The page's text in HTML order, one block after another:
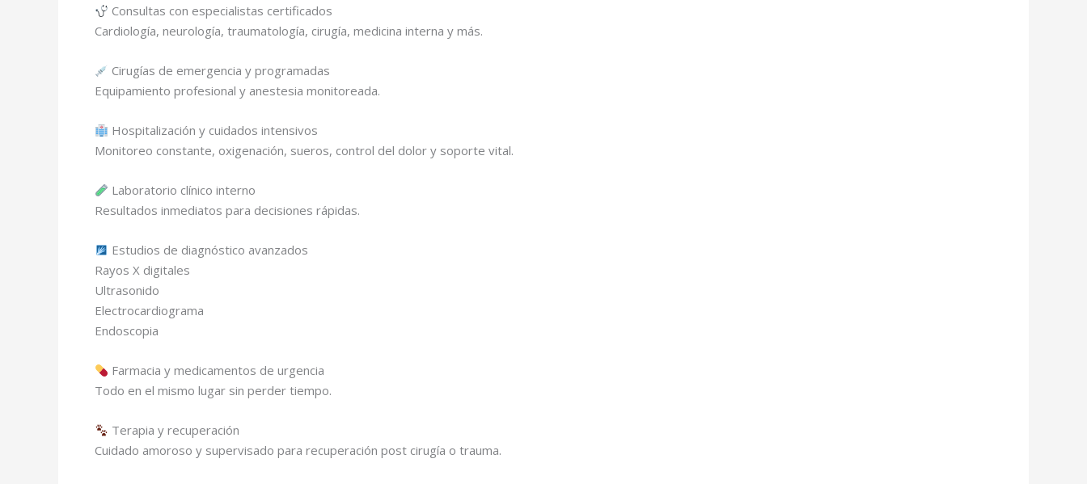
Consultas con especialistas certificados
Cardiología, neurología, traumatología, cirugía, medicina interna y más.
Cirugías de emergencia y programadas
Equipamiento profesional y anestesia monitoreada.
Hospitalización y cuidados intensivos
Monitoreo constante, oxigenación, sueros, control del dolor y soporte vital.
Laboratorio clínico interno
Resultados inmediatos para decisiones rápidas.
Estudios de diagnóstico avanzados
Rayos X digitales
Ultrasonido
Electrocardiograma
Endoscopia
Farmacia y medicamentos de urgencia
Todo en el mismo lugar sin perder tiempo.
Terapia y recuperación
Cuidado amoroso y supervisado para recuperación post cirugía o trauma.